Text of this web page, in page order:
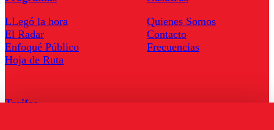
LLegó la hora
El Radar
Enfoqué Público
Hoja de Ruta
Quienes Somos
Contacto
Frecuencias
Tarifas